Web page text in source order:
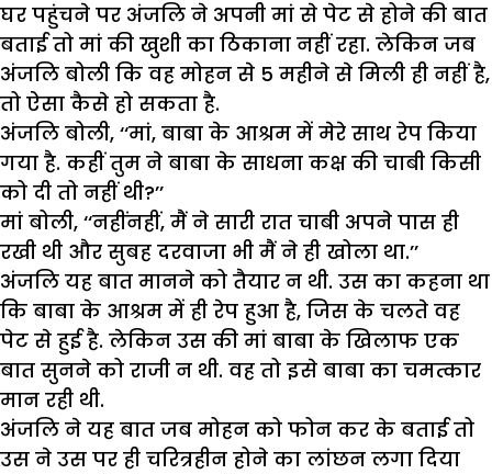
घर पहुंचने पर अंजलि ने अपनी मां से पेट से होने की बात
बताई तो मां की खुशी का ठिकाना नहीं रहा. लेकिन जब
अंजलि बोली कि वह मोहन से 5 महीने से मिली ही नहीं है,
तो ऐसा कैसे हो सकता है.
अंजलि बोली, ‘‘मां, बाबा के आश्रम में मेरे साथ रेप किया
गया है. कहीं तुम ने बाबा के साधना कक्ष की चाबी किसी
को दी तो नहीं थी?’’
मां बोली, ‘‘नहींनहीं, मैं ने सारी रात चाबी अपने पास ही
रखी थी और सुबह दरवाजा भी मैं ने ही खोला था.’’
अंजलि यह बात मानने को तैयार न थी. उस का कहना था
कि बाबा के आश्रम में ही रेप हुआ है, जिस के चलते वह
पेट से हुई है. लेकिन उस की मां बाबा के खिलाफ एक
बात सुनने को राजी न थी. वह तो इसे बाबा का चमत्कार
मान रही थी.
अंजलि ने यह बात जब मोहन को फोन कर के बताई तो
उस ने उस पर ही चरित्रहीन होने का लांछन लगा दिया